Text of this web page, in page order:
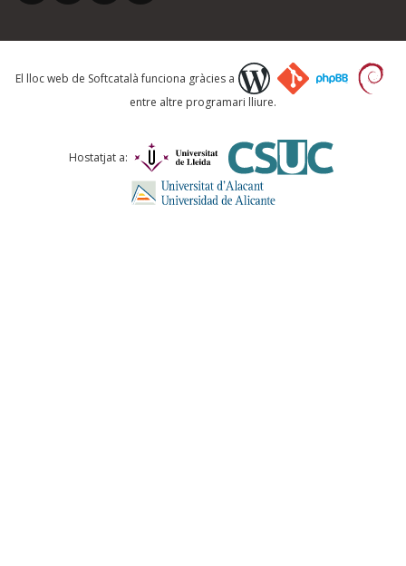
Què proposeu?
Comentari *
El lloc web de Softcatalà funciona gràcies a
entre altre programari lliure.
Hostatjat a: